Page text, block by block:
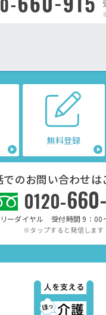
無料登録
でのお問い合わせは
0120-
ーダイヤル 受付時間 9：00
※タップすると発信します